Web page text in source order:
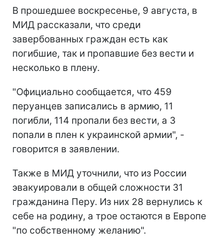
В прошедшее воскресенье, 9 августа, в
МИД рассказали, что среди
завербованных граждан есть как
погибшие, так и пропавшие без вести и
несколько в плену.
"Официально сообщается, что 459
перуанцев записались в армию, 11
погибли, 114 пропали без вести, а 3
попали в плен к украинской армии", -
говорится в заявлении.
Также в МИД уточнили, что из России
эвакуировали в общей сложности 31
гражданина Перу. Из них 28 вернулись к
себе на родину, а трое остаются в Европе
"по собственному желанию".